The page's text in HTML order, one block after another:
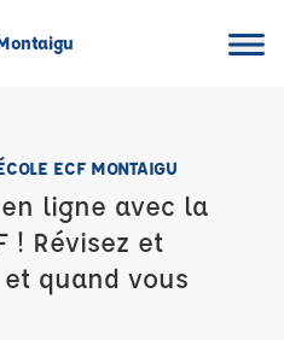
ECF MONTAIGU
ligne avec la
! Révisez et
quand vous